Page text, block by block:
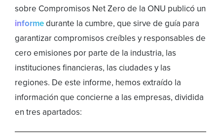
sobre Compromisos Net Zero de la ONU publicó un
informedurante la cumbre, que sirve de guía para
garantizar compromisos creíbles y responsables de
cero emisiones por parte de la industria, las
instituciones financieras, las ciudades y las
regiones. De este informe, hemos extraído la
información que concierne a las empresas, dividida
en tres apartados: